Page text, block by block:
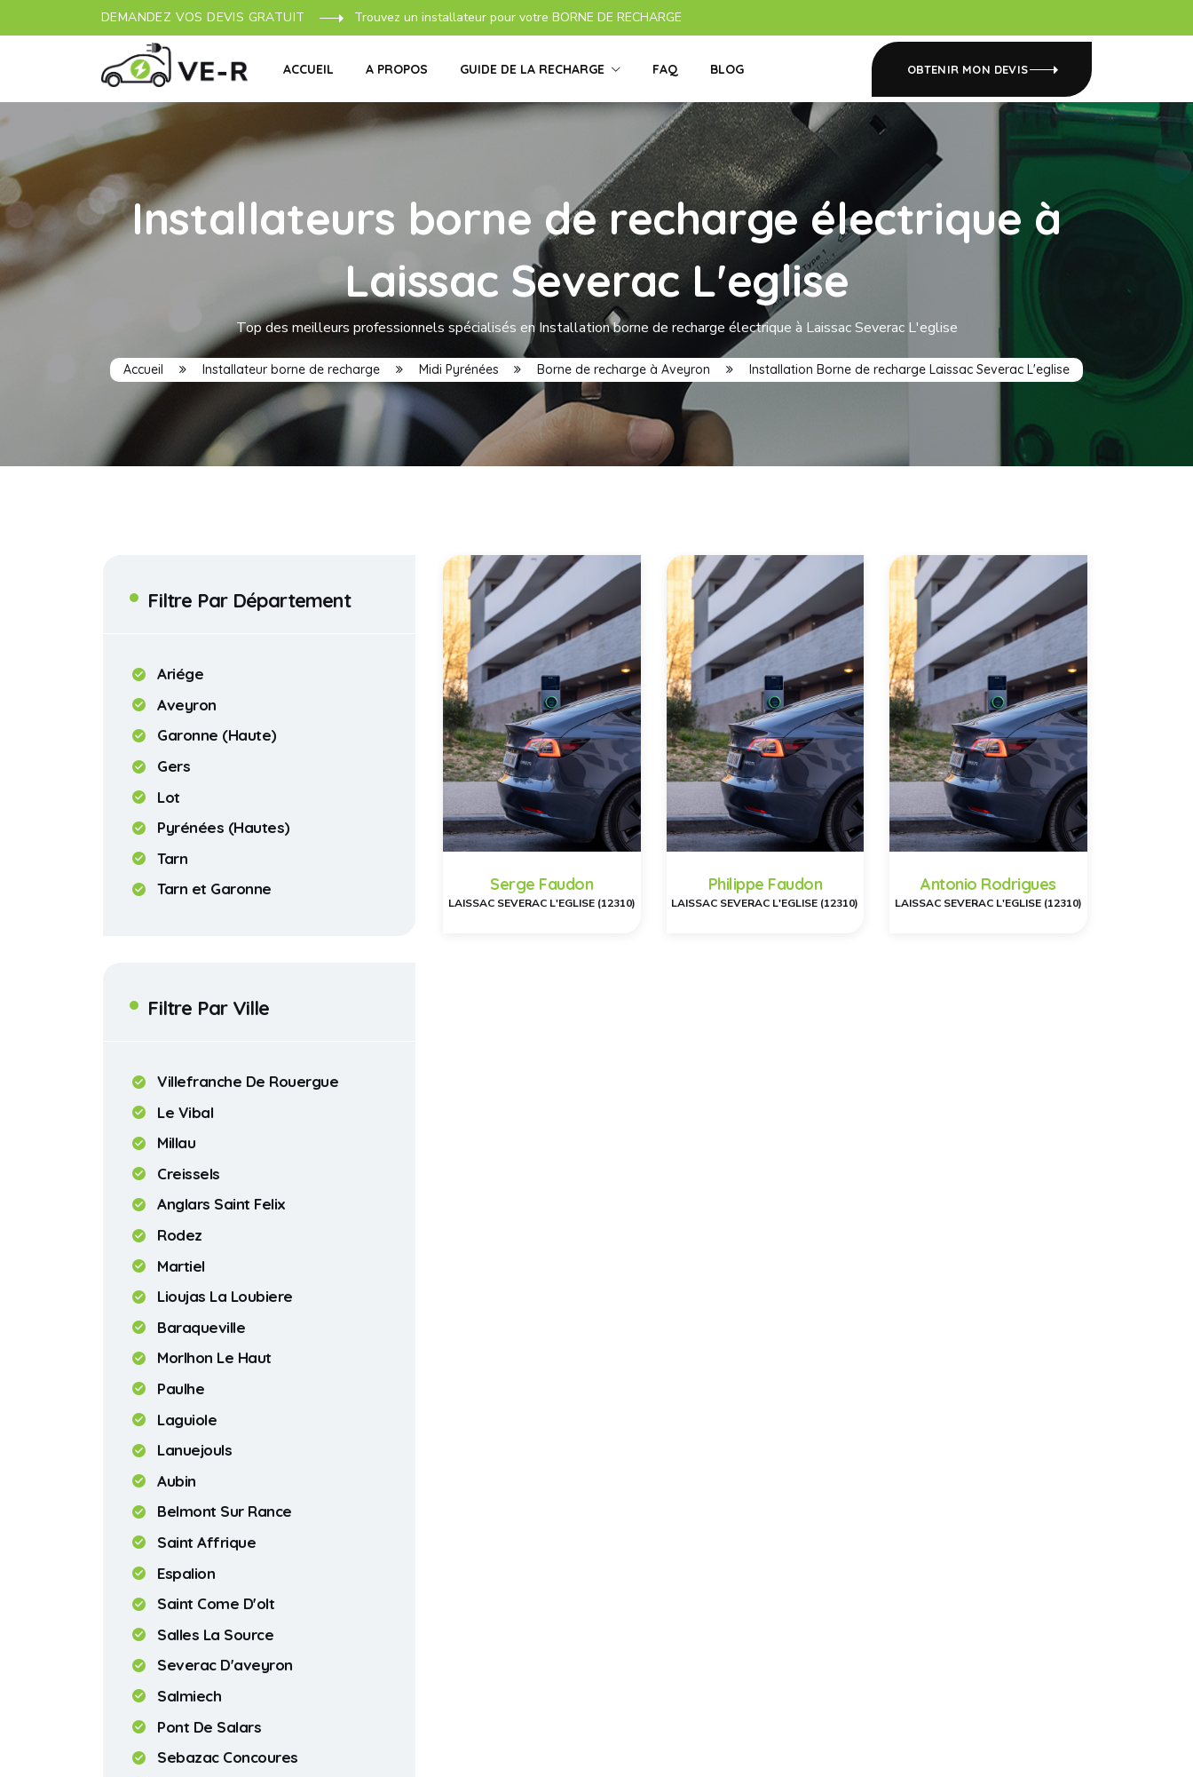
DEMANDEZ VOS DEVIS GRATUIT Trouvez un installateur pour votre BORNE DE RECHARGE
ACCUEIL A PROPOS GUIDE DE LA RECHARGE FAQ BLOG OBTENIR MON DEVIS
Installateurs borne de recharge électrique à
Laissac Severac L'eglise
Top des meilleurs professionnels spécialisés en Installation borne de recharge électrique à Laissac Severac L'eglise
Accueil Installateur borne de recharge Midi Pyrénées Borne de recharge à Aveyron Installation Borne de recharge Laissac Severac L'eglise
Filtre Par Département
Ariége
Aveyron
Garonne (Haute)
Gers
Lot
Pyrénées (Hautes)
Tarn
Tarn et Garonne
Filtre Par Ville
Villefranche De Rouergue
Le Vibal
Millau
Creissels
Anglars Saint Felix
Rodez
Martiel
Lioujas La Loubiere
Baraqueville
Morlhon Le Haut
Paulhe
Laguiole
Lanuejouls
Aubin
Belmont Sur Rance
Saint Affrique
Espalion
Saint Come D'olt
Salles La Source
Severac D'aveyron
Salmiech
Pont De Salars
Sebazac Concoures
Serge Faudon
LAISSAC SEVERAC L'EGLISE (12310)
Philippe Faudon
LAISSAC SEVERAC L'EGLISE (12310)
Antonio Rodrigues
LAISSAC SEVERAC L'EGLISE (12310)